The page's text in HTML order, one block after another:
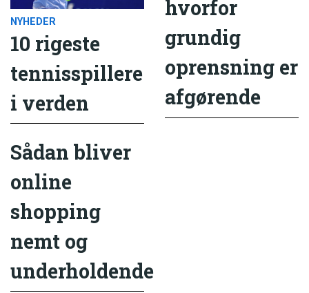
NYHEDER
10 rigeste
tennisspillere
i verden
hvorfor
grundig
oprensning er
afgørende
Sådan bliver
online
shopping
nemt og
underholdende